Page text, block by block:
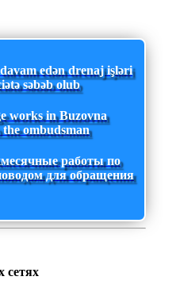
edən drenaj işləri
səbəb olub
works in Buzovna
ombudsman
работы по
для обращения
сетях